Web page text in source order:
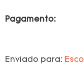
Pagamento:
Enviado para: